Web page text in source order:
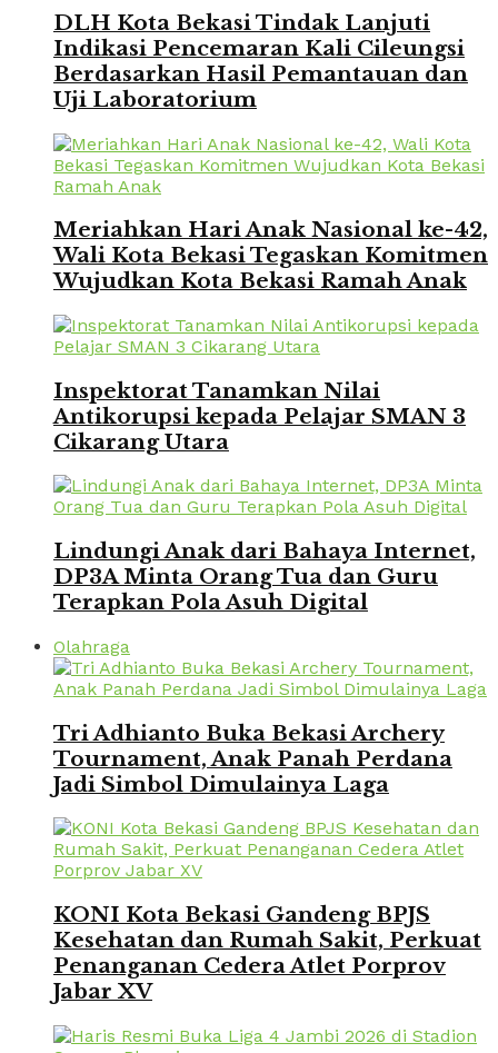
DLH Kota Bekasi Tindak Lanjuti
Indikasi Pencemaran Kali Cileungsi
Berdasarkan Hasil Pemantauan dan
Uji Laboratorium
Meriahkan Hari Anak Nasional ke-42,
Wali Kota Bekasi Tegaskan Komitmen
Wujudkan Kota Bekasi Ramah Anak
Inspektorat Tanamkan Nilai
Antikorupsi kepada Pelajar SMAN 3
Cikarang Utara
Lindungi Anak dari Bahaya Internet,
DP3A Minta Orang Tua dan Guru
Terapkan Pola Asuh Digital
Olahraga
Tri Adhianto Buka Bekasi Archery
Tournament, Anak Panah Perdana
Jadi Simbol Dimulainya Laga
KONI Kota Bekasi Gandeng BPJS
Kesehatan dan Rumah Sakit, Perkuat
Penanganan Cedera Atlet Porprov
Jabar XV